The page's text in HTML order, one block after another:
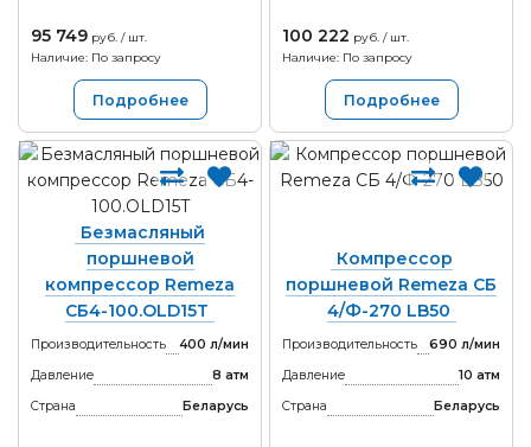
95 749 руб. / шт.
Наличие: По запросу
Подробнее
100 222 руб. / шт.
Наличие: По запросу
Подробнее
Безмасляный
поршневой
компрессор Remeza
СБ4-100.OLD15T
Производительность
400 л/мин
Давление
8 атм
Страна
Беларусь
Компрессор
поршневой Remeza СБ
4/Ф-270 LB50
Производительность
690 л/мин
Давление
10 атм
Страна
Беларусь